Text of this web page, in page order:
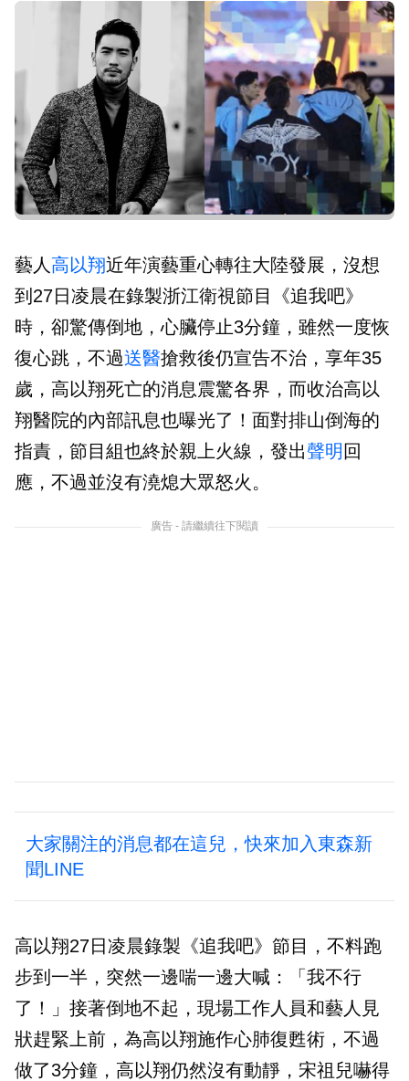
藝人 高以翔近年演藝重心轉往大陸發展，沒想
到27日凌晨在錄製浙江衛視節目《追我吧》
時，卻驚傳倒地，心臟停止3分鐘，雖然一度恢
復心跳，不過送醫搶救後仍宣告不治，享年35
歲，高以翔死亡的消息震驚各界，而收治高以
翔醫院的內部訊息也曝光了！面對排山倒海的
指責，節目組也終於親上火線，發出聲明 回
應，不過並沒有澆熄大眾怒火。
廣告 - 請繼續往下閱讀
大家關注的消息都在這兒，快來加入東森新
聞LINE
高以翔27日凌晨錄製《追我吧》節目，不料跑
步到一半，突然一邊喘一邊大喊：「我不行
了！」接著倒地不起，現場工作人員和藝人見
狀趕緊上前，為高以翔施作心肺復甦術，不過
做了3分鐘，高以翔仍然沒有動靜，宋祖兒嚇得